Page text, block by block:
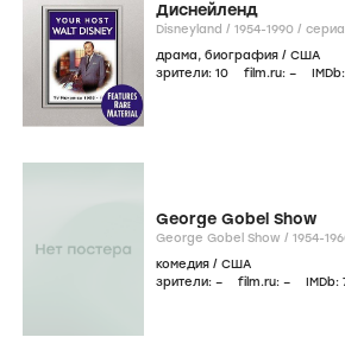
Диснейленд
Disneyland / 1954-1990 /
драма, биография / США
зрители: 10 film.ru: – IMDb:
George Gobel Show
George Gobel Show / 1954-
комедия / США
зрители: – film.ru: – IMDb: